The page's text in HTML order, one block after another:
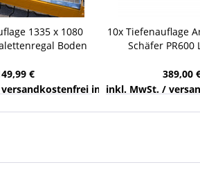
1335 x 1080
Boden
€
innerhalb
10x Tiefenauflage
Schäfer PR600
389,00
inkl. MwSt. /